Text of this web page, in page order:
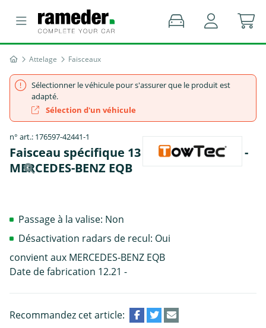
Attelage Faisceaux
Sélectionner le véhicule pour s'assurer que le produit est
adapté.
Sélection d'un véhicule
n° art.: 176597-42441-1
Faisceau spécifique 13 broches, TowTec -
MERCEDES-BENZ EQB
Passage à la valise: Non
Désactivation radars de recul: Oui
convient aux MERCEDES-BENZ EQB
Date de fabrication 12.21 -
Recommandez cet article: